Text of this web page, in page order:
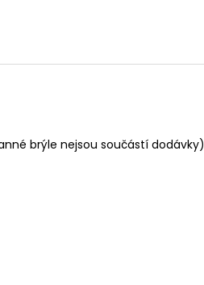
brýle nejsou součástí dodávky)